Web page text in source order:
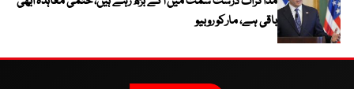
باقی ہے، مارکو روبیو